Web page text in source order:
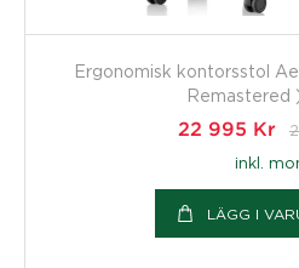
Ergonomisk kontorsstol
Remastered
22 995 Kr
inkl.
LÄGG I